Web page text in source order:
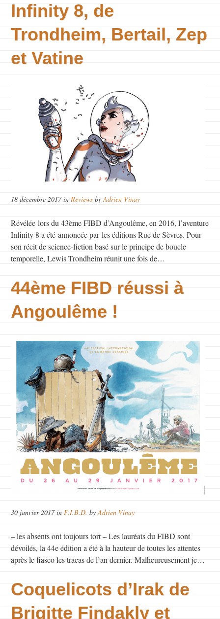
Infinity 8, de
Trondheim, Bertail, Zep
et Vatine
18 décembre 2017 inReviews byAdrien Vinay
Révélée lors du 43ème FIBD d’Angoulême, en 2016, l’aventure
Infinity 8 a été annoncée par les éditions Rue de Sèvres. Pour
son récit de science-fiction basé sur le principe de boucle
temporelle, Lewis Trondheim réunit une fois de…
44ème FIBD réussi à
Angoulême !
30 janvier 2017 inF.I.B.D. byAdrien Vinay
– les absents ont toujours tort – Les lauréats du FIBD sont
dévoilés, la 44e édition a été à la hauteur de toutes les attentes
après le fiasco les tracas de l’an dernier. Malheureusement je…
Coquelicots d’Irak de
Brigitte Findakly et